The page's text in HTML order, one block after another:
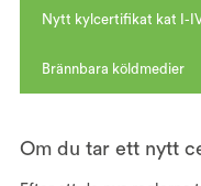
Nytt kylcertifikat kat I-
Brännbara köldmedier
Om du tar ett nytt